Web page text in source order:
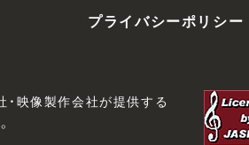
プライバシーポリシー
・映像製作会社が提供する